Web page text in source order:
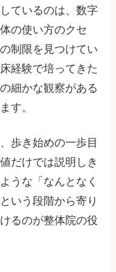
ているのは、数字
の使い方のクセ
制限を見つけてい
経験で培ってきた
細かな観察がある
す。
歩き始めの一歩目
だけでは説明しき
うな「なんとなく
いう段階から寄り
るのが整体院の役